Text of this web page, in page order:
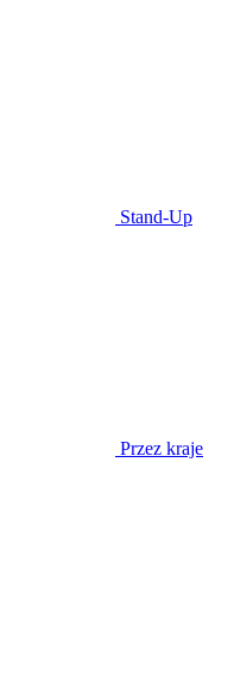
Stand-Up
Przez kraje